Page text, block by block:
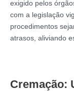
exigido pelos
com a legislação
procedimentos
atrasos, aliviando
Cremação: